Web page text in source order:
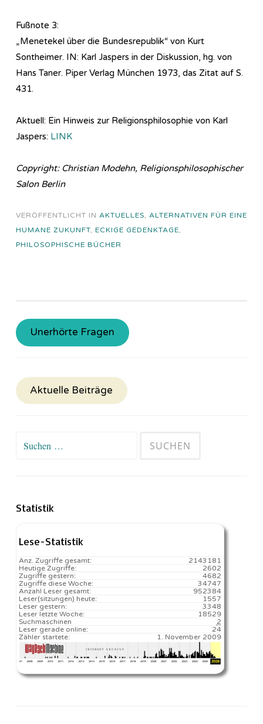
Fußnote 3:
„Menetekel über die Bundesrepublik“ von Kurt
Sontheimer. IN: Karl Jaspers in der Diskussion, hg. von
Hans Taner. Piper Verlag München 1973, das Zitat auf S.
431.
Aktuell: Ein Hinweis zur Re­li­gi­ons­phi­lo­so­phie von Karl
Jaspers: LINK
Copyright: Christian Modehn, Religionsphilosophischer
Salon Berlin
VERÖFFENTLICHT IN AKTUELLES, ALTERNATIVEN FÜR EINE
HUMANE ZUKUNFT, ECKIGE GEDENKTAGE,
PHILOSOPHISCHE BÜCHER
Unerhörte Fragen
Aktuelle Beiträge
Suchen
Statistik
Lese-Statistik
2143181
Anz. Zugriffe gesamt:
2602
Heutige Zugriffe:
4682
Zugriffe gestern:
34747
Zugriffe diese Woche:
952384
Anzahl Leser gesamt:
1557️
Leser(sitzungen) heute:
3348
Leser gestern:
18529️
Leser letzte Woche:
2
Suchmaschinen
24
Leser gerade online:
1. November 2009
Zähler startete: